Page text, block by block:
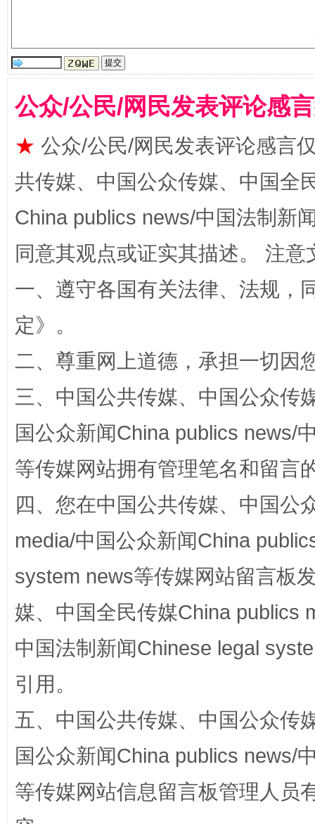
站台名比不上好声名
招工难、用工荒背后
网上购药对药下症？
公众/公民/网民发表评论感
★ 公众/公民/网民发表评论感言
共传媒、中国公众传媒、中国全
China publics news/中国法制新
同意其观点或证实其描述。 注
一、遵守各国有关法律、法规，
定》。
二、尊重网上道德，承担一切因
三、中国公共传媒、中国公众传
国公众新闻China publics news/
等传媒网站拥有管理笔名和留言
四、您在中国公共传媒、中国公
media/中国公众新闻China
system news等传媒网站留言板
媒、中国全民传媒China publics
中国法制新闻Chinese legal
引用。
五、中国公共传媒、中国公众传
国公众新闻China publics news/
等传媒网站信息留言板管理人员